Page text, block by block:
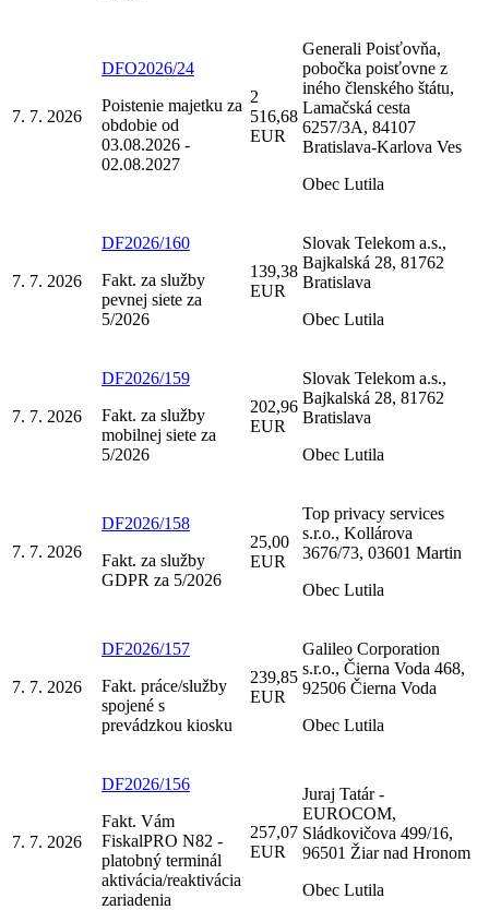
7. 7. 2026
DFO2026/24
Poistenie majetku za
obdobie od
03.08.2026 -
02.08.2027
2
516,68
EUR
Generali Poisťovňa,
pobočka poisťovne z
iného členského štátu,
Lamačská cesta
6257/3A, 84107
Bratislava-Karlova Ves
Obec Lutila
7. 7. 2026
DF2026/160
Fakt. za služby
pevnej siete za
5/2026
139,38
EUR
Slovak Telekom a.s.,
Bajkalská 28, 81762
Bratislava
Obec Lutila
7. 7. 2026
DF2026/159
Fakt. za služby
mobilnej siete za
5/2026
202,96
EUR
Slovak Telekom a.s.,
Bajkalská 28, 81762
Bratislava
Obec Lutila
7. 7. 2026
DF2026/158
Fakt. za služby
GDPR za 5/2026
25,00
EUR
Top privacy services
s.r.o., Kollárova
3676/73, 03601 Martin
Obec Lutila
7. 7. 2026
DF2026/157
Fakt. práce/služby
spojené s
prevádzkou kiosku
239,85
EUR
Galileo Corporation
s.r.o., Čierna Voda 468,
92506 Čierna Voda
Obec Lutila
7. 7. 2026
DF2026/156
Fakt. Vám
FiskalPRO N82 -
platobný terminál
aktivácia/reaktivácia
zariadenia
257,07
EUR
Juraj Tatár -
EUROCOM,
Sládkovičova 499/16,
96501 Žiar nad Hronom
Obec Lutila